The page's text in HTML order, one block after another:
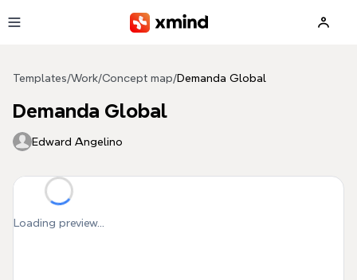
Templates/Work/Concept map/Demanda Global
Demanda Global
Edward Angelino
Loading preview...